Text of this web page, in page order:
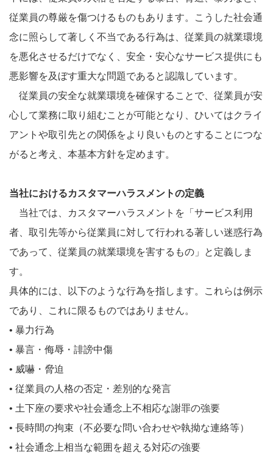
従業員の尊厳を傷つけるものもあります。こうした社会通
念に照らして著しく不当である行為は、従業員の就業環境
を悪化させるだけでなく、安全・安心なサービス提供にも
悪影響を及ぼす重大な問題であると認識しています。
従業員の安全な就業環境を確保することで、従業員が安
心して業務に取り組むことが可能となり、ひいてはクライ
アントや取引先との関係をより良いものとすることにつな
がると考え、本基本方針を定めます。
当社におけるカスタマーハラスメントの定義
当社では、カスタマーハラスメントを「サービス利用
者、取引先等から従業員に対して行われる著しい迷惑行為
であって、従業員の就業環境を害するもの」と定義しま
す。
具体的には、以下のような行為を指します。これらは例示
であり、これに限るものではありません。
• 暴力行為
• 暴言・侮辱・誹謗中傷
• 威嚇・脅迫
• 従業員の人格の否定・差別的な発言
• 土下座の要求や社会通念上不相応な謝罪の強要
• 長時間の拘束（不必要な問い合わせや執拗な連絡等）
• 社会通念上相当な範囲を超える対応の強要